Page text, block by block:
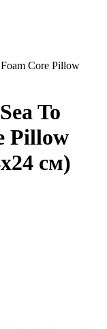
Core Pillow
To
Pillow
см)